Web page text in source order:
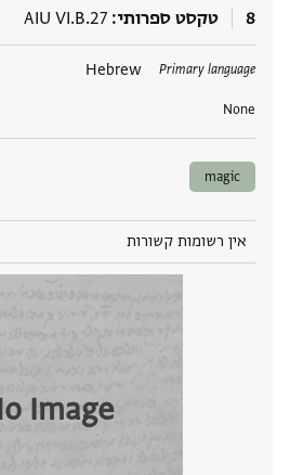
8 טקסט ספרותי AIU VI.B.27
Primary language
Hebrew
None
תגים
magic
אין רשומות קשורות
Image